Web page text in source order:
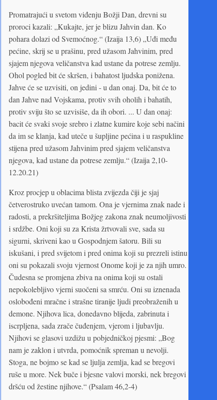
Promatrajući u svetom viđenju Božji Dan, drevni su
proroci kazali: „Kukajte, jer je blizu Jahvin dan. Ko
pohara dolazi od Svemoćnog.“ (Izaija 13,6) „Uđi među
pećine, skrij se u prašinu, pred užasom Jahvinim, pred
sjajem njegova veličanstva kad ustane da potrese zemlju.
Ohol pogled bit će skršen, i bahatost ljudska ponižena.
Jahve će se uzvisiti, on jedini - u dan onaj. Da, bit će to
dan Jahve nad Vojskama, protiv svih oholih i bahatih,
protiv sviju što se uzvisiše, da ih obori. ... U dan onaj:
bacit će svaki svoje srebro i zlatne kumire koje sebi načini
da im se klanja, kad uteče u šupljine pećina i u raspukline
stijena pred užasom Jahvinim pred sjajem veličanstva
njegova, kad ustane da potrese zemlju.“ (Izaija 2,10-
12.20.21)
Kroz procjep u oblacima blista zvijezda čiji je sjaj
četverostruko uvećan tamom. Ona je vjernima znak nade i
radosti, a prekršiteljima Božjeg zakona znak neumoljivosti
i srdžbe. Oni koji su za Krista žrtvovali sve, sada su
sigurni, skriveni kao u Gospodnjem šatoru. Bili su
iskušani, i pred svijetom i pred onima koji su prezreli istinu
oni su pokazali svoju vjernost Onome koji je za njih umro.
Čudesna se promjena zbiva na onima koji su ostali
nepokolebljivo vjerni suočeni sa smrću. Oni su iznenada
oslobođeni mračne i strašne tiranije ljudi preobraženih u
demone. Njihova lica, donedavno blijeda, zabrinuta i
iscrpljena, sada zrače čuđenjem, vjerom i ljubavlju.
Njihovi se glasovi uzdižu u pobjedničkoj pjesmi: „Bog
nam je zaklon i utvrda, pomoćnik spreman u nevolji.
Stoga, ne bojmo se kad se ljulja zemlja, kad se bregovi
ruše u more. Nek buče i bjesne valovi morski, nek bregovi
dršću od žestine njihove.“ (Psalam 46,2-4)